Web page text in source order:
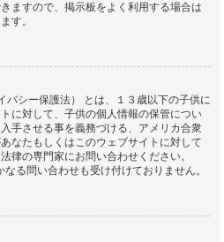
ますので、掲示板をよく利用する場合は
す。
バシー保護法） とは、１３歳以下の子供に
に対して、子供の個人情報の保管につい
手させる事を義務づける、アメリカ合衆
なたもしくはこのウェブサイトに対して
律の専門家にお問い合わせください。
る問い合わせも受け付けておりません。